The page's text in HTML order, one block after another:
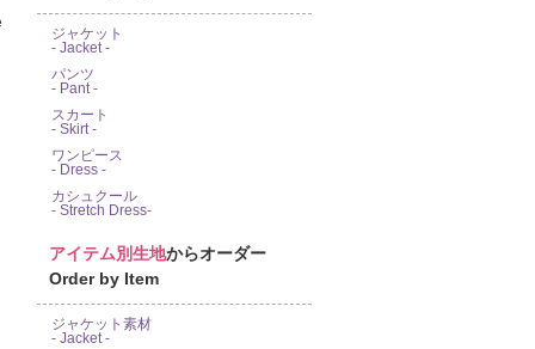
ジャケット
- Jacket -
パンツ
- Pant -
スカート
- Skirt -
ワンピース
- Dress -
カシュクール
- Stretch Dress-
アイテム別生地からオーダー
Order by Item
ジャケット素材
- Jacket -